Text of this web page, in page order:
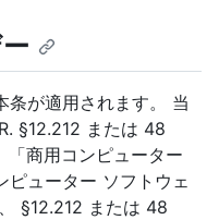
条が適用されます。 当
§12.212 または 48
「商用コンピューター
ピューター ソフトウェ
§12.212 または 48